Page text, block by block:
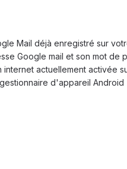
Mail déjà enregistré sur
Google mail et son mot de
actuellement activée
d'appareil